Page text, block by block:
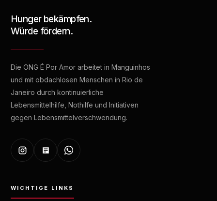
Hunger bekämpfen.
Würde fördern.
Die ONG É Por Amor arbeitet in Manguinhos
und mit obdachlosen Menschen in Rio de
Janeiro durch kontinuierliche
Lebensmittelhilfe, Nothilfe und Initiativen
gegen Lebensmittelverschwendung.
WICHTIGE LINKS